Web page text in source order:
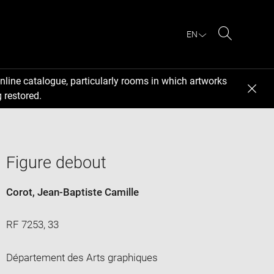
EN
catalogue, particularly rooms in which artworks
restored.
Figure debout
Corot, Jean-Baptiste Camille
RF 7253, 33
Département des Arts graphiques